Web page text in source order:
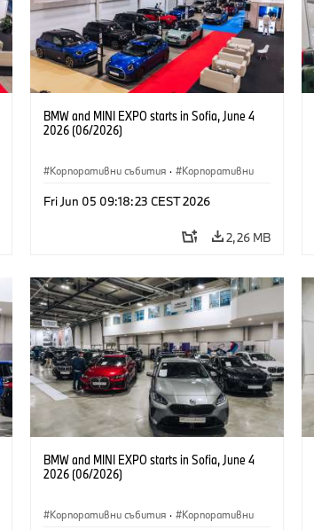
BMW and MINI EXPO starts in Sofia, June 4
2026 (06/2026)
Корпоративни събития · Корпоративни
Fri Jun 05 09:18:23 CEST 2026
2,26 MB
BMW and MINI EXPO starts in Sofia, June 4
2026 (06/2026)
Корпоративни събития · Корпоративни